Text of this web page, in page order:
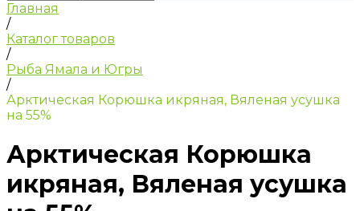
Главная
/
Каталог товаров
/
Рыба Ямала и Югры
/
Арктическая Корюшка икряная, Вяленая усушка
на 55%
Арктическая Корюшка
икряная, Вяленая усушка